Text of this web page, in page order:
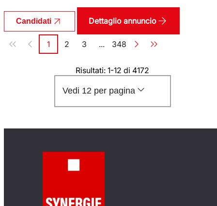
Candidati Dettaglio annuncio
Paginazione
Pagina
1 Pagina
2 Pagina
3 ... Pagina
348
Risultati: 1-12 di 4172
Vedi 12 per pagina